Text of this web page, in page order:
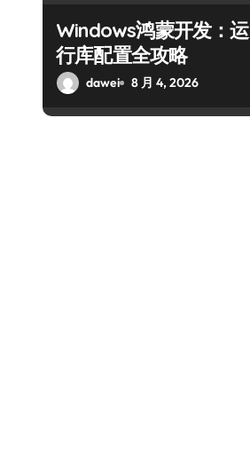
Windows鸿蒙开发：运
行库配置全攻略
dawei 8 月 4, 2026